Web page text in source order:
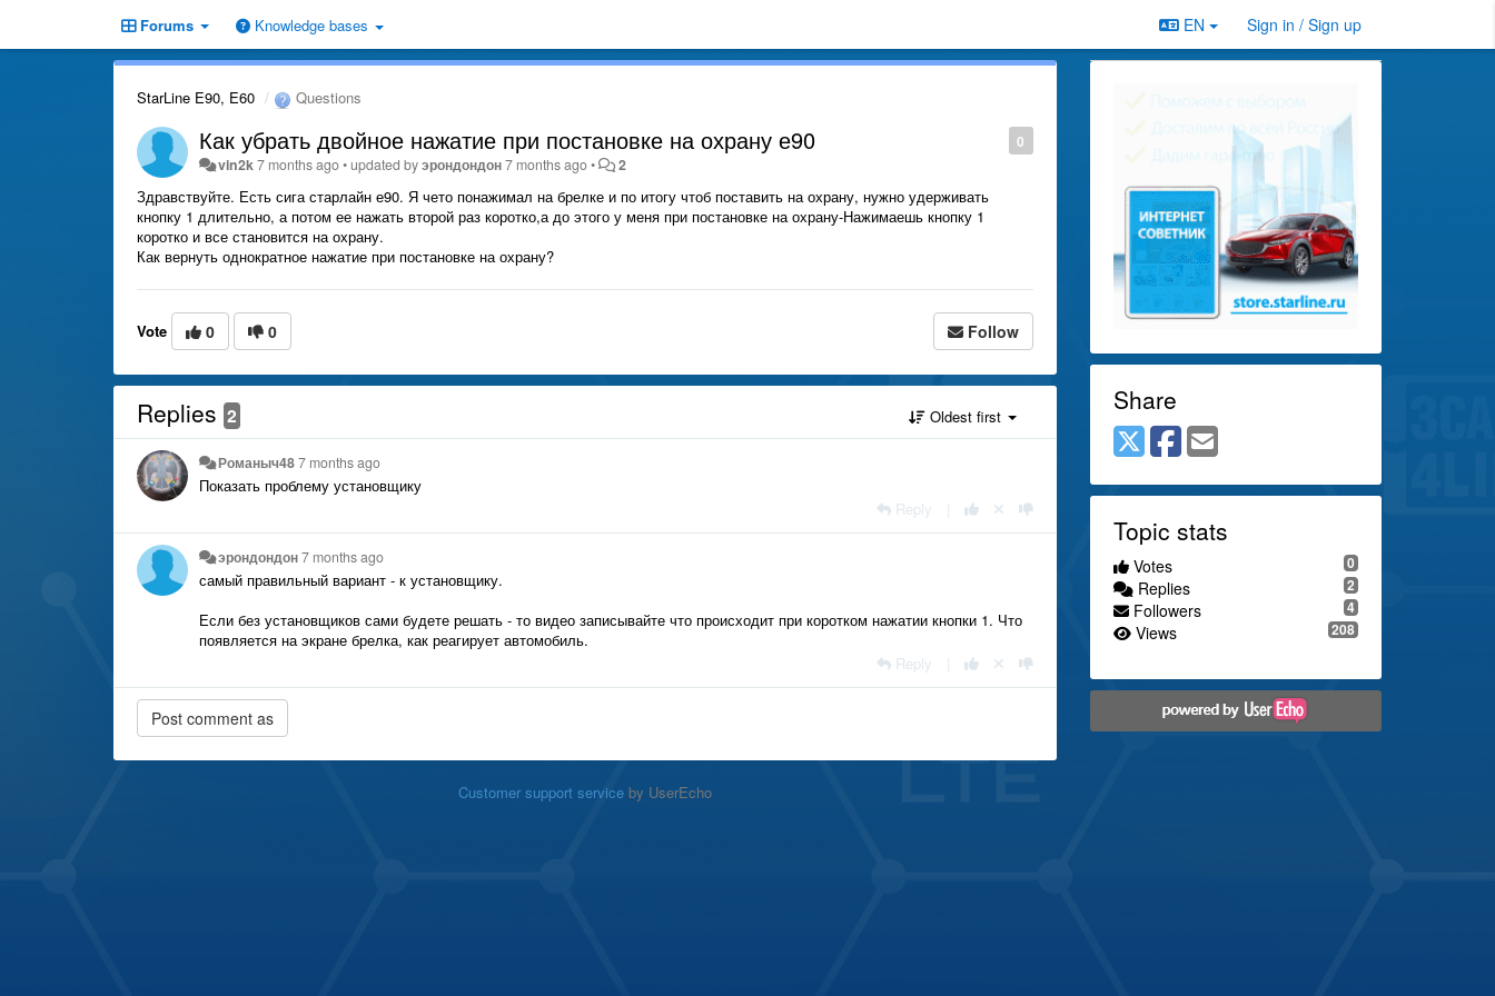
Forums Knowledge bases EN Sign in / Sign up
StarLine E90, E60 Questions
0
Как убрать двойное нажатие при постановке на охрану е90
vin2k7 months ago•updated byэрондондон7 months ago• 2
Здравствуйте. Есть сига старлайн е90. Я чето понажимал на брелке и по итогу чтоб поставить на охрану, нужно удерживать
кнопку 1 длительно, а потом ее нажать второй раз коротко,а до этого у меня при постановке на охрану-Нажимаешь кнопку 1
коротко и все становится на охрану.
Как вернуть однократное нажатие при постановке на охрану?
Vote 0 0 Follow
Replies 2 Oldest first
Романыч487 months ago
Показать проблему установщику
Reply
эрондондон7 months ago
самый правильный вариант - к установщику.
Если без установщиков сами будете решать - то видео записывайте что происходит при коротком нажатии кнопки 1. Что
появляется на экране брелка, как реагирует автомобиль.
Reply
Customer support serviceby UserEcho
Share
Topic stats
0
Votes
2
Replies
4
Followers
208
Views